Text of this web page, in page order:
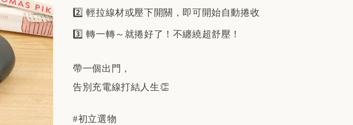
2️⃣ 輕拉線材或壓下開關，即可開始自動捲收
3️⃣ 轉一轉～就捲好了！不纏繞超舒壓！
帶一個出門，
告別充電線打結人生👏
#初立選物